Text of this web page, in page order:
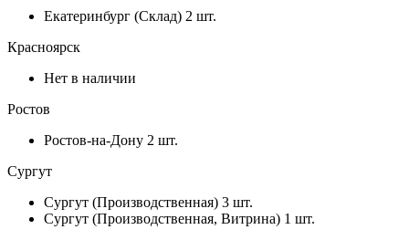
Екатеринбург (Склад) 2 шт.
Красноярск
Нет в наличии
Ростов
Ростов-на-Дону 2 шт.
Сургут
Сургут (Производственная) 3 шт.
Сургут (Производственная, Витрина) 1 шт.